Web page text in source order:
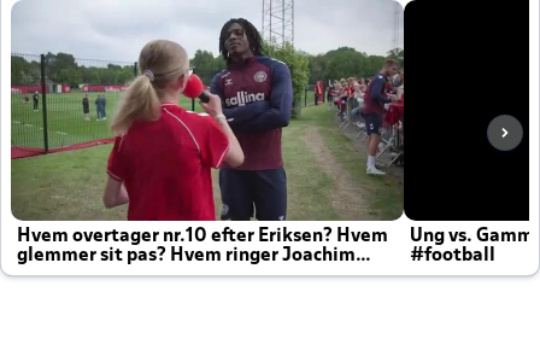
Hvem overtager nr.10 efter Eriksen? Hvem
glemmer sit pas? Hvem ringer Joachim
altid til efter kampe?
Ung vs.
#football